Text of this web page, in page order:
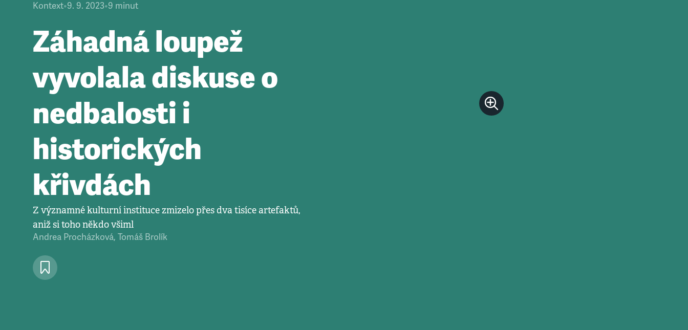
Kontext•9. 9. 2023•9 minut
Záhadná loupež
vyvolala diskuse o
nedbalosti i
historických
křivdách
Z významné kulturní instituce zmizelo přes dva tisíce artefaktů,
aniž si toho někdo všiml
Andrea Procházková, Tomáš Brolík